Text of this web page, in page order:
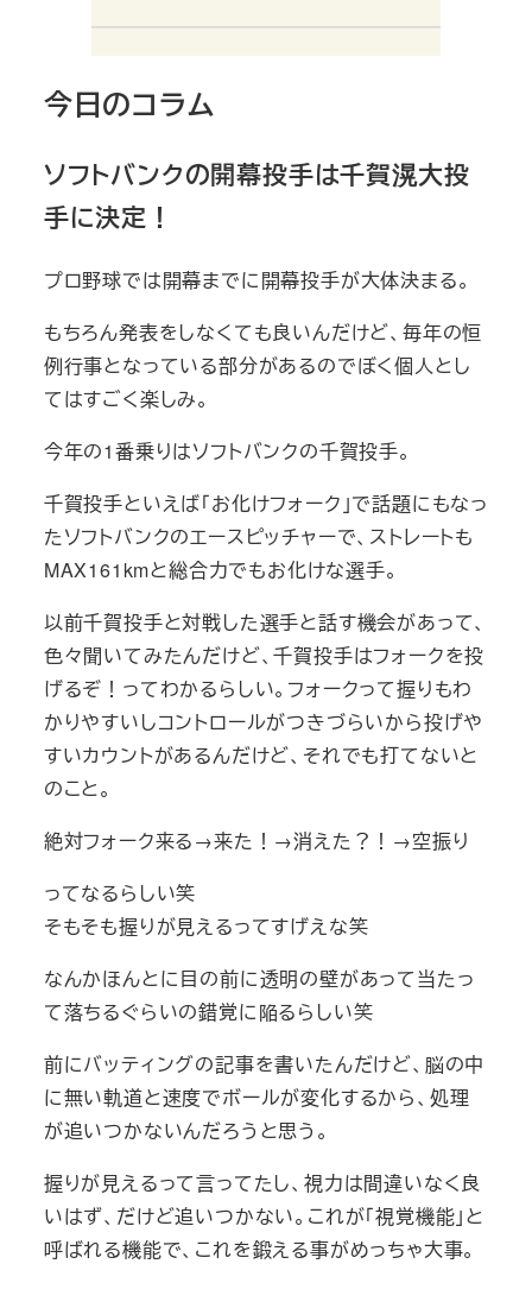
今日のコラム
ソフトバンクの開幕投手は千賀滉大投
手に決定！
プロ野球では開幕までに開幕投手が大体決まる。
もちろん発表をしなくても良いんだけど、毎年の恒
例行事となっている部分があるのでぼく個人とし
てはすごく楽しみ。
今年の1番乗りはソフトバンクの千賀投手。
千賀投手といえば「お化けフォーク」で話題にもなっ
たソフトバンクのエースピッチャーで、ストレートも
MAX161kmと総合力でもお化けな選手。
以前千賀投手と対戦した選手と話す機会があって、
色々聞いてみたんだけど、千賀投手はフォークを投
げるぞ！ってわかるらしい。フォークって握りもわ
かりやすいしコントロールがつきづらいから投げや
すいカウントがあるんだけど、それでも打てないと
のこと。
絶対フォーク来る→来た！→消えた？！→空振り
ってなるらしい笑
そもそも握りが見えるってすげえな笑
なんかほんとに目の前に透明の壁があって当たっ
て落ちるぐらいの錯覚に陥るらしい笑
前にバッティングの記事を書いたんだけど、脳の中
に無い軌道と速度でボールが変化するから、処理
が追いつかないんだろうと思う。
握りが見えるって言ってたし、視力は間違いなく良
いはず、だけど追いつかない。これが「視覚機能」と
呼ばれる機能で、これを鍛える事がめっちゃ大事。